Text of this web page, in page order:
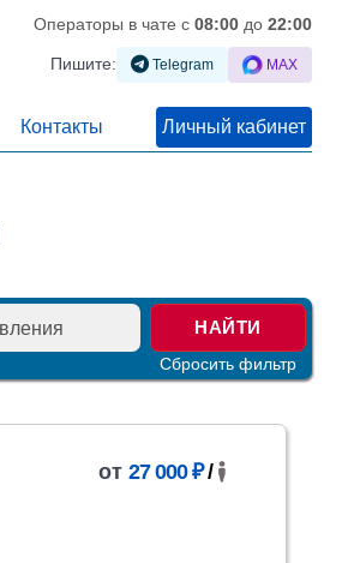
Операторы в чате c 08:00до 22:00
Пишите: Telegram MAX
Контакты Личный кабинет
НАЙТИ
Сбросить фильтр
от 27 000 ₽/